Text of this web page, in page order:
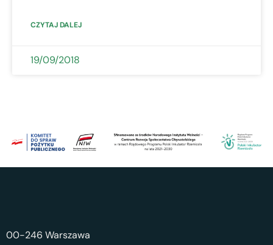
CZYTAJ DALEJ
19/09/2018
00-246 Warszawa